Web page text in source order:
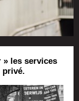
» les services
privé.